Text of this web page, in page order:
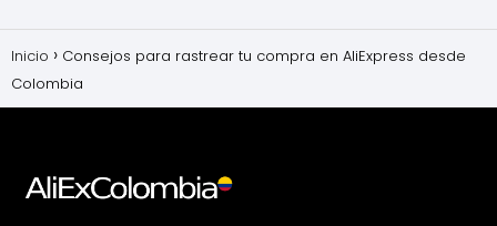
Inicio
Consejos para rastrear tu compra en AliExpress desde
Colombia